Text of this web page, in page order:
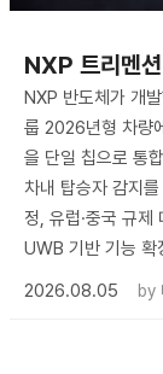
NXP 트리멘
NXP 반도체가 개
룹 2026년형 차량
을 단일 칩으로 통
차내 탑승자 감지
정, 유럽·중국 규
UWB 기반 기능 확
2026.08.05
by